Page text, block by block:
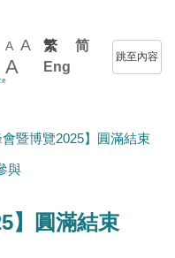
A A
A
繁
简
Eng
跳至內容
會暨博覽2025】圓滿結束
與
】圓滿結束